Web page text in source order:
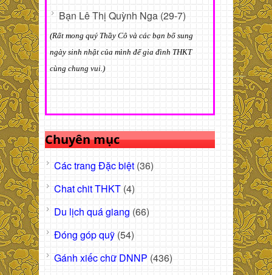
Bạn Lê Thị Quỳnh Nga (29-7)
(Rất mong quý Thầy Cô và các bạn bổ sung
ngày sinh nhật của mình để gia đình THKT
cùng chung vui.)
Chuyên mục
Các trang Đặc biệt (36)
Chat chit THKT (4)
Du lịch quá giang (66)
Đóng góp quỹ (54)
Gánh xiếc chữ DNNP (436)